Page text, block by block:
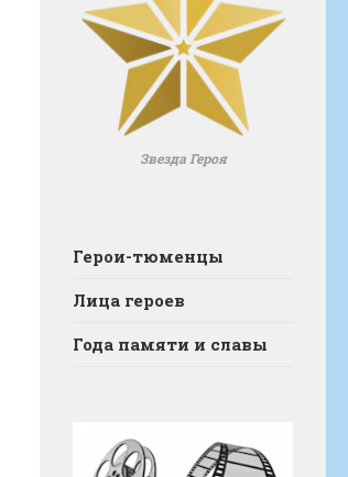
Звезда Героя
Герои-тюменцы
Лица героев
Года памяти и славы